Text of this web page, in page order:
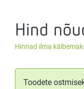
Hind
Hinnad ilma
Toodete